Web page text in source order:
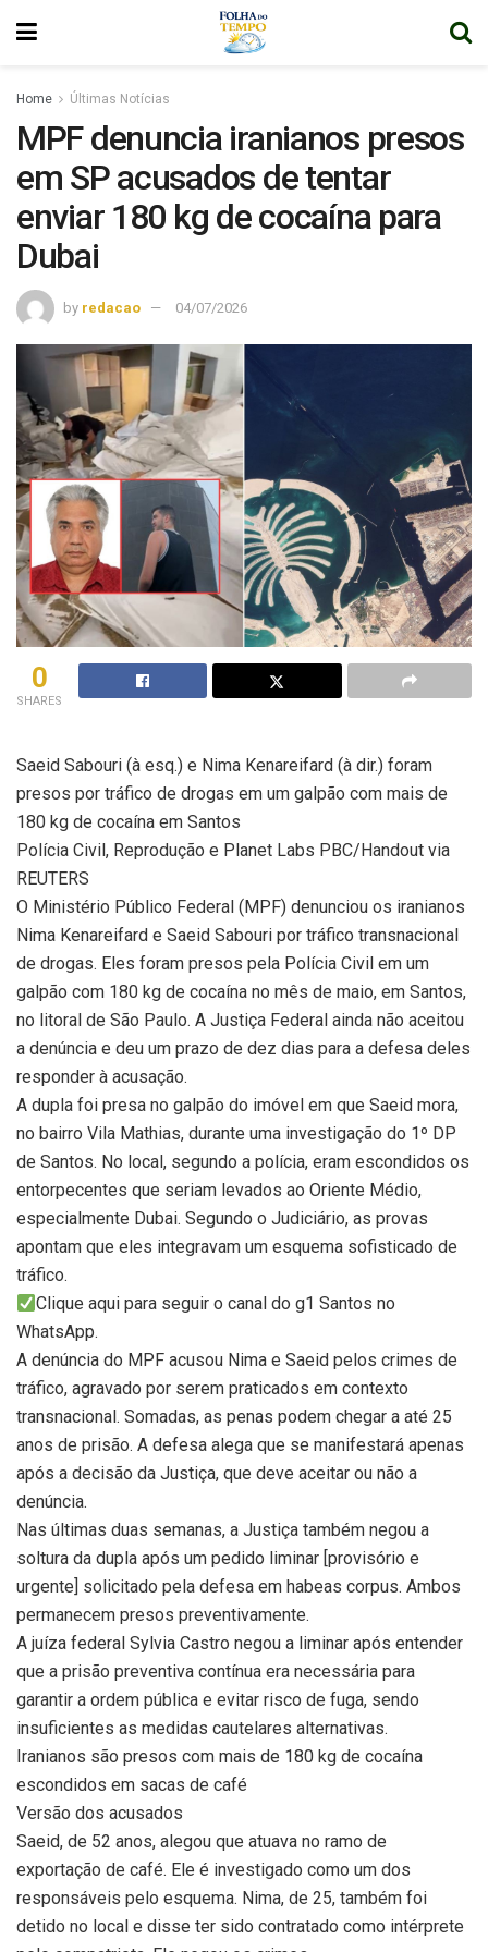
Home Últimas Notícias
MPF denuncia iranianos presos
em SP acusados de tentar
enviar 180 kg de cocaína para
Dubai
by redacao 04/07/2026
0
SHARES
Saeid Sabouri (à esq.) e Nima Kenareifard (à dir.) foram
presos por tráfico de drogas em um galpão com mais de
180 kg de cocaína em Santos
Polícia Civil, Reprodução e Planet Labs PBC/Handout via
REUTERS
O Ministério Público Federal (MPF) denunciou os iranianos
Nima Kenareifard e Saeid Sabouri por tráfico transnacional
de drogas. Eles foram presos pela Polícia Civil em um
galpão com 180 kg de cocaína no mês de maio, em Santos,
no litoral de São Paulo. A Justiça Federal ainda não aceitou
a denúncia e deu um prazo de dez dias para a defesa deles
responder à acusação.
A dupla foi presa no galpão do imóvel em que Saeid mora,
no bairro Vila Mathias, durante uma investigação do 1º DP
de Santos. No local, segundo a polícia, eram escondidos os
entorpecentes que seriam levados ao Oriente Médio,
especialmente Dubai. Segundo o Judiciário, as provas
apontam que eles integravam um esquema sofisticado de
tráfico.
Clique aqui para seguir o canal do g1 Santos no
WhatsApp.
A denúncia do MPF acusou Nima e Saeid pelos crimes de
tráfico, agravado por serem praticados em contexto
transnacional. Somadas, as penas podem chegar a até 25
anos de prisão. A defesa alega que se manifestará apenas
após a decisão da Justiça, que deve aceitar ou não a
denúncia.
Nas últimas duas semanas, a Justiça também negou a
soltura da dupla após um pedido liminar [provisório e
urgente] solicitado pela defesa em habeas corpus. Ambos
permanecem presos preventivamente.
A juíza federal Sylvia Castro negou a liminar após entender
que a prisão preventiva contínua era necessária para
garantir a ordem pública e evitar risco de fuga, sendo
insuficientes as medidas cautelares alternativas.
Iranianos são presos com mais de 180 kg de cocaína
escondidos em sacas de café
Versão dos acusados
Saeid, de 52 anos, alegou que atuava no ramo de
exportação de café. Ele é investigado como um dos
responsáveis pelo esquema. Nima, de 25, também foi
detido no local e disse ter sido contratado como intérprete